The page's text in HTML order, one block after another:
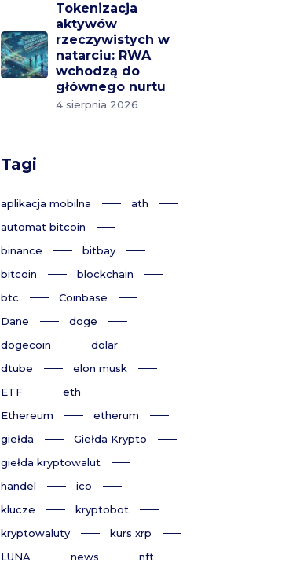
Tokenizacja
aktywów
rzeczywistych w
natarciu: RWA
wchodzą do
głównego nurtu
4 sierpnia 2026
Tagi
aplikacja mobilna
ath
automat bitcoin
binance
bitbay
bitcoin
blockchain
btc
Coinbase
Dane
doge
dogecoin
dolar
dtube
elon musk
ETF
eth
Ethereum
etherum
giełda
Giełda Krypto
giełda kryptowalut
handel
ico
klucze
kryptobot
kryptowaluty
kurs xrp
LUNA
news
nft